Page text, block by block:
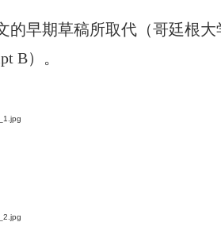
的早期草稿所取代（哥廷根大
B）。